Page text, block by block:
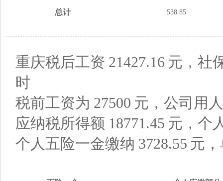
总计 538.85
重庆税后工资 21427.16 元，社
时
税前工资为 27500 元，公司用
应纳税所得额 18771.45 元，个
个人五险一金缴纳 3728.55 元